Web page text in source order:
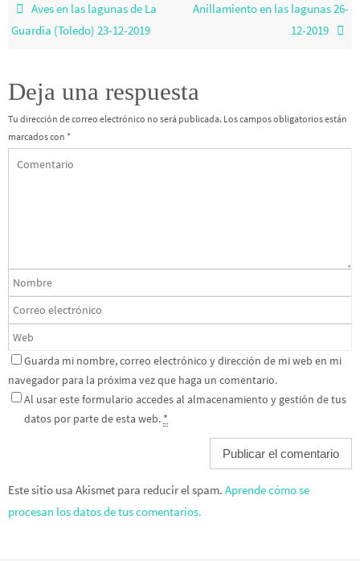
Aves en las lagunas de La
Guardia (Toledo) 23-12-2019
Anillamiento en las lagunas 26-
12-2019
Deja una respuesta
Tu dirección de correo electrónico no será publicada. Los campos obligatorios están
marcados con *
Guarda mi nombre, correo electrónico y dirección de mi web en mi
navegador para la próxima vez que haga un comentario.
Al usar este formulario accedes al almacenamiento y gestión de tus
datos por parte de esta web. *
Este sitio usa Akismet para reducir el spam. Aprende cómo se
procesan los datos de tus comentarios.